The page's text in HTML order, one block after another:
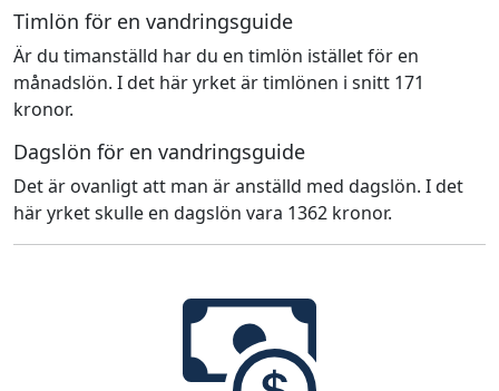
Timlön för en vandringsguide
Är du timanställd har du en timlön istället för en
månadslön. I det här yrket är timlönen i snitt 171
kronor.
Dagslön för en vandringsguide
Det är ovanligt att man är anställd med dagslön. I det
här yrket skulle en dagslön vara 1362 kronor.